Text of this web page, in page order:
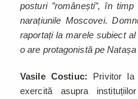
posturi ”românești”, în
narațiunile Moscovei.
raportați la marele subiect
o are protagonistă pe
Vasile Costiuc: Privitor
exercită asupra